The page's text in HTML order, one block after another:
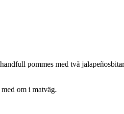
pommes med två
om i matväg.